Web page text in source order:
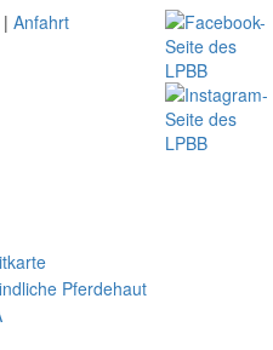
| Anfahrt